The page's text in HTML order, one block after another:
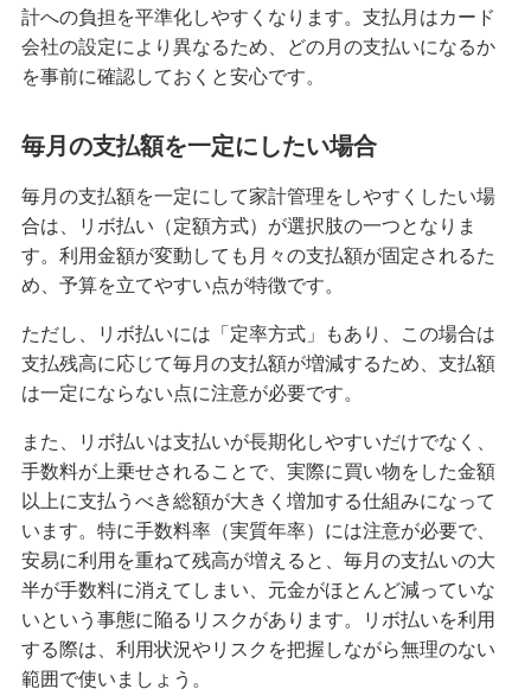
クレジットカードの在籍確認とは？タイミングや
確認内容、対応方法を解説
やデメリットを解説
みずほマイレージクラブカード（クレジットカ
ード）
みずほWallet
J-Coin Pay
その他決済・支払いサービス
みずほダイレクト
計への負担を平準化しやすくなります。支払月はカード
会社の設定により異なるため、どの月の支払いになるか
を事前に確認しておくと安心です。
毎月の支払額を一定にしたい場合
毎月の支払額を一定にして家計管理をしやすくしたい場
合は、リボ払い（定額方式）が選択肢の一つとなりま
す。利用金額が変動しても月々の支払額が固定されるた
め、予算を立てやすい点が特徴です。
ただし、リボ払いには「定率方式」もあり、この場合は
支払残高に応じて毎月の支払額が増減するため、支払額
は一定にならない点に注意が必要です。
また、リボ払いは支払いが長期化しやすいだけでなく、
手数料が上乗せされることで、実際に買い物をした金額
以上に支払うべき総額が大きく増加する仕組みになって
います。特に手数料率（実質年率）には注意が必要で、
安易に利用を重ねて残高が増えると、毎月の支払いの大
半が手数料に消えてしまい、元金がほとんど減っていな
いという事態に陥るリスクがあります。リボ払いを利用
する際は、利用状況やリスクを把握しながら無理のない
範囲で使いましょう。